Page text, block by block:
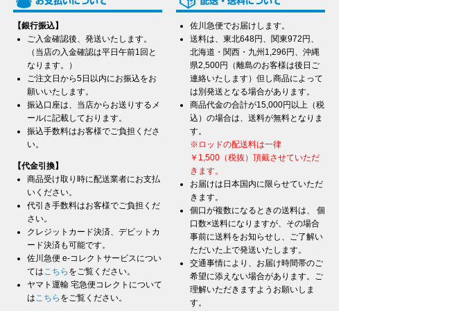
【銀行振込】
ご入金確認後、発送いたします。
（当店の入金確認は平日午前1回と
なります。）
ご注文日から5日以内にお振込をお
願いいたします。
振込口座は、当店からお送りするメ
ールに記載しております。
振込手数料はお客様でご負担くださ
い。
【代金引換】
商品受け取り時に配送業者にお支払
いください。
代引き手数料はお客様でご負担くだ
さい。
クレジットカード決済、デビットカ
ード決済も可能です。
佐川急便 e-コレクトサービスについ
てはこちら をご覧ください。
ヤマト運輸 宅急便コレクトについて
はこちら をご覧ください。
佐川急便でお届けします。
送料は、東北648円、関東972円、
北海道・関西・九州1,296円、沖縄
県2,500円（離島のお客様は後日ご
連絡いたします）但し商品によって
は別発送となる場合があります。
商品代金の合計が15,000円以上（税
込）の場合は、送料が無料となりま
す。
※ロッドの配送料は一律
￥1,500（税抜）頂戴させていただ
きます。
お届けは日本国内に限らせていただ
きます。
個口が複数になるときの送料は、 個
口数×送料になりますが、その場合
事前に送料をお知らせし、ご了解い
ただいた上で発送いたします。
交通事情により、お届け時間帯のご
希望に添えない場合があります。ご
理解いただきますようお願いしま
す。